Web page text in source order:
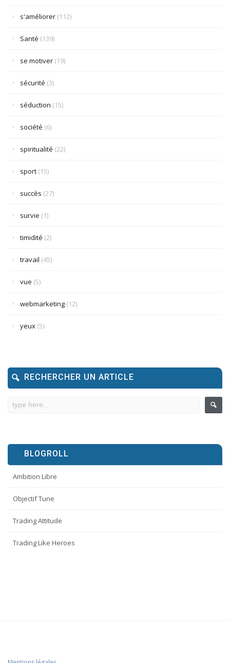
s'améliorer (112)
Santé (139)
se motiver (19)
sécurité (3)
séduction (15)
société (6)
spiritualité (22)
sport (15)
succès (27)
survie (1)
timidité (2)
travail (45)
vue (5)
webmarketing (12)
yeux (5)
RECHERCHER UN ARTICLE
BLOGROLL
Ambition Libre
Objectif Tune
Trading Attitude
Trading Like Heroes